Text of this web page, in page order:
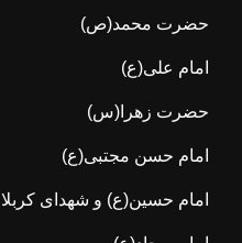
حضرت محمد(ص)
امام علی(ع)
حضرت زهرا(س)
امام حسن مجتبی(ع)
امام حسین(ع) و شهدای کربلا